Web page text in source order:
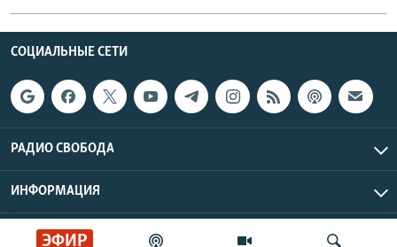
ЭФИР
СОЦИАЛЬНЫЕ СЕТИ
РАДИО СВОБОДА
ИНФОРМАЦИЯ
Радио Свобода © 2026 RFE/RL, Inc. | Все права защищены.